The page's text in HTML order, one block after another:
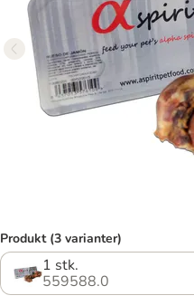
Produkt (3 varianter)
1 stk.
559588.0